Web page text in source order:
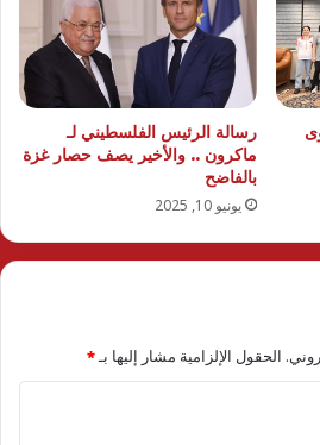
رسالة الرئيس الفلسطيني لـ
ماكرون .. والأخير يصف حصار غزة
بالفاضح
يونيو 10, 2025
الحقول الإلزامية مشار إليها بـ*